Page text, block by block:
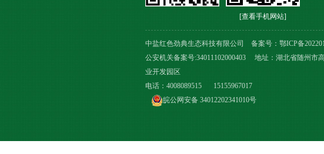
[查看手机网站]
中盐红色劲典生态科技有限公司 备案号： 鄂ICP备
公安机关备案号:34011102000403 地址：湖北省随州市
业开发园区
电话：4008089515
15155967017
皖公网安备 34012202341010号